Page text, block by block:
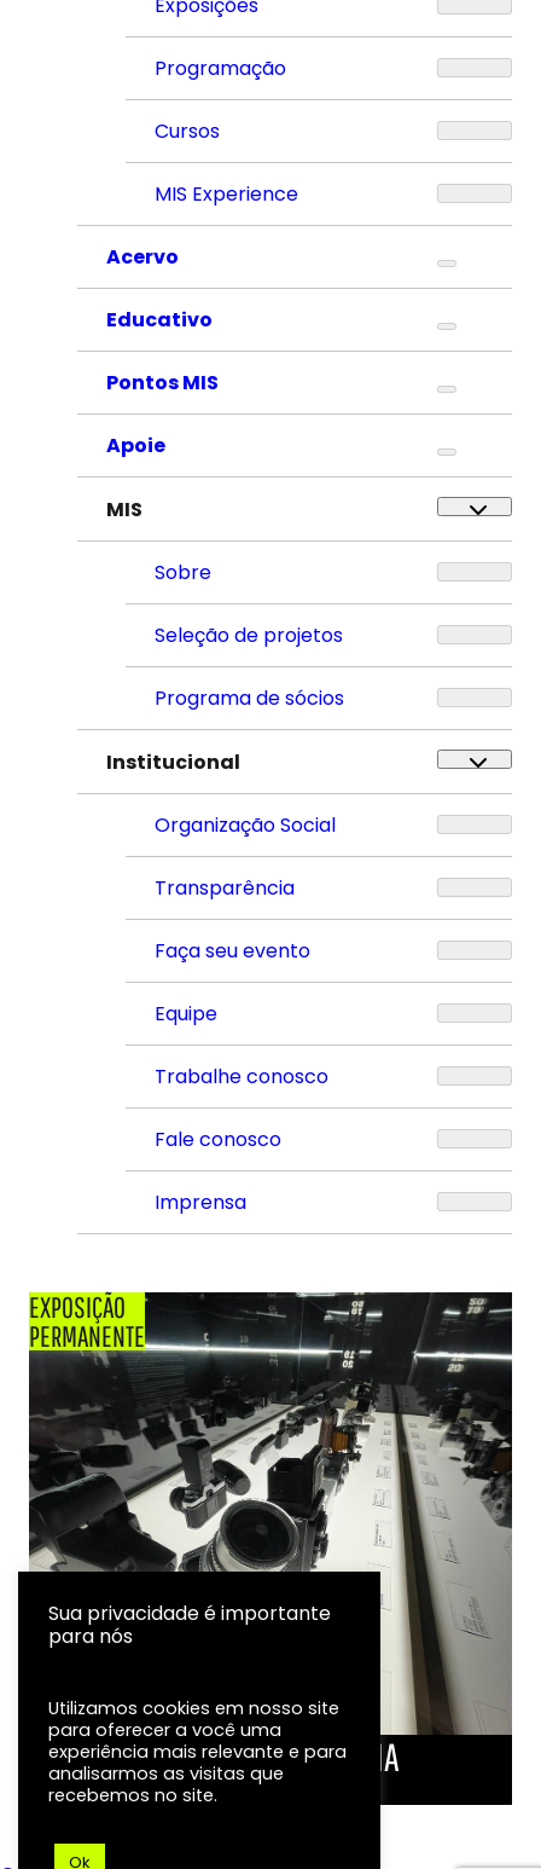
Programação
Cursos
MIS Experience
Acervo
Educativo
Pontos MIS
Apoie
MIS
Sobre
Seleção de projetos
Programa de sócios
Institucional
Organização Social
Transparência
Faça seu evento
Equipe
Trabalhe conosco
Fale conosco
Imprensa
EXPOSIÇÃO
PERMANENTE
LINHA DO TEMPO DA FOTOGRAFIA
EXPOSIÇÃO
Sua privacidade é importante
para nós
Utilizamos cookies em nosso site
para oferecer a você uma
experiência mais relevante e para
analisarmos as visitas que
recebemos no site.
Ok